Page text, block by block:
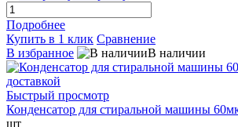
Подробнее
Купить в 1 клик Сравнение
В избранное
В наличии
Быстрый просмотр
Конденсатор для стиральной машины
шт